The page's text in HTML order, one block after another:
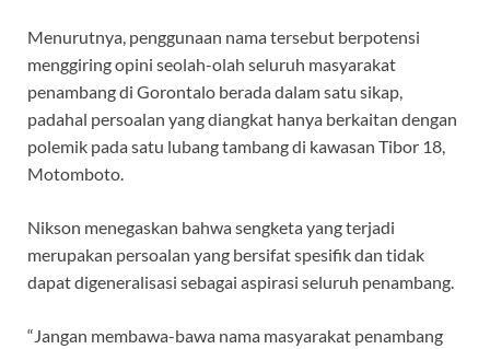
Menurutnya, penggunaan nama tersebut berpotensi
menggiring opini seolah-olah seluruh masyarakat
penambang di Gorontalo berada dalam satu sikap,
padahal persoalan yang diangkat hanya berkaitan dengan
polemik pada satu lubang tambang di kawasan Tibor 18,
Motomboto.
Nikson menegaskan bahwa sengketa yang terjadi
merupakan persoalan yang bersifat spesifik dan tidak
dapat digeneralisasi sebagai aspirasi seluruh penambang.
“Jangan membawa-bawa nama masyarakat penambang